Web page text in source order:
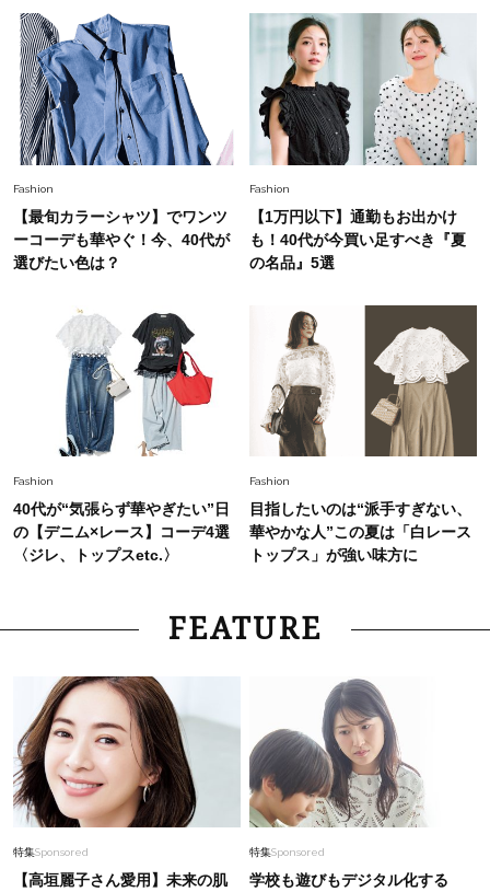
Fashion
スタイリストが本気で推す！40代がほどよく華
やぐ【甘め黒アイテム】3選
Fashion
【最旬カラーシャツ】でワンツ
ーコーデも華やぐ！今、40代が
選びたい色は？
Fashion
【1万円以下】通勤もお出かけ
も！40代が今買い足すべき『夏
の名品』5選
Fashion
40代が“気張らず華やぎたい”日
の【デニム×レース】コーデ4選
〈ジレ、トップスetc.〉
Fashion
目指したいのは“派手すぎない、
華やかな人”この夏は「白レース
トップス」が強い味方に
FEATURE
特集Sponsored
【高垣麗子さん愛用】未来の肌
特集Sponsored
学校も遊びもデジタル化する